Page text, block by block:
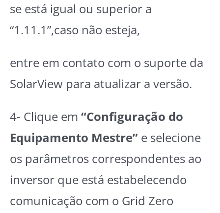
se está igual ou superior a
“1.11.1”,caso não esteja,
entre em contato com o suporte da
SolarView para atualizar a versão.
4- Clique em “Configuração do
Equipamento Mestre” e selecione
os parâmetros correspondentes ao
inversor que está estabelecendo
comunicação com o Grid Zero